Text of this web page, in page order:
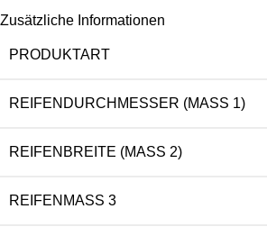
Zusätzliche Informationen
PRODUKTART
REIFENDURCHMESSER (MASS 1)
REIFENBREITE (MASS 2)
REIFENMASS 3